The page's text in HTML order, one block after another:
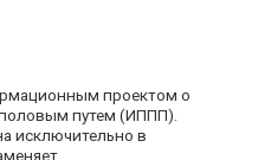
проектом о
путем (ИППП).
исключительно в